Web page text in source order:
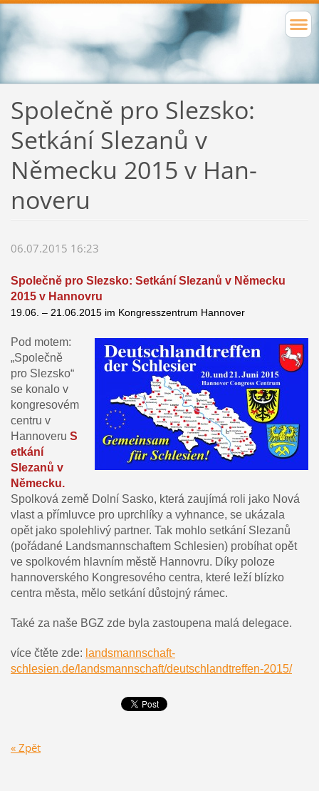
Společně pro Slezsko:
Setkání Slezanů v
Německu 2015 v Han­
noveru
06.07.2015 16:23
Společně pro Slezsko: Setkání Slezanů v Německu
2015 v Han­no­vru
19.06. – 21.06.2015 im Kon­gress­zen­trum Han­no­ver
Pod motem:
„Společně
pro Slezsko“
se konalo v
kongresovém
centru v
Hannoveru S
etkání
Slezanů v
Německu.
Spolková země Dolní Sasko, která zaujímá roli jako Nová
vlast a přímluvce pro uprchlíky a vyhnance, se ukázala
opět jako spolehlivý partner. Tak mohlo setkání Slezanů
(pořádané Landsmannschaftem Schlesien) probíhat opět
ve spolkovém hlavním městě Hannovru. Díky poloze
hannoverského Kongresového centra, které leží blízko
centra města, mělo setkání důstojný rámec.
Také za naše BGZ zde byla zastoupena malá delegace.
více čtěte zde: landsmannschaft-
schlesien.de/landsmannschaft/deutschlandtreffen-2015/
« Zpět